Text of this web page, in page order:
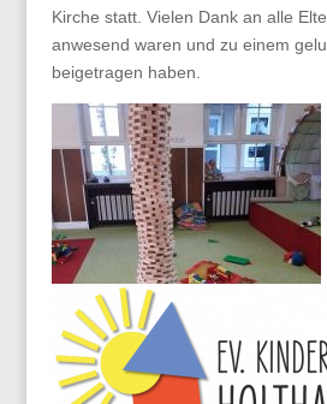
Kirche statt. Vielen Dank an alle
anwesend waren und zu einem
beigetragen haben.